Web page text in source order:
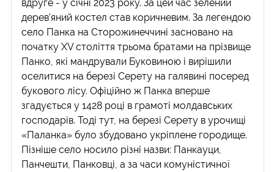
вдруге - у січні 2023 року. За цей час зелений
дерев'яний костел став коричневим. За легендою
село Панка на Сторожинеччині засновано на
початку XV століття трьома братами на прізвище
Панко, які мандрували Буковиною і вирішили
оселитися на березі Серету на галявині посеред
букового лісу. Офіційно ж Панка вперше
згадується у 1428 році в грамоті молдавських
господарів. Тоді тут, на березі Серету в урочищі
«Паланка» було збудовано укріплене городище.
Пізніше село носило різні назви: Панкауци,
Панчешти, Панковці, а за часи комуністичної